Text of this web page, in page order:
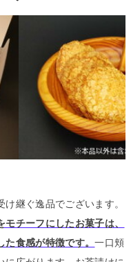
継ぐ逸品でございます。
チーフにしたお菓子は、
た食感が特徴です。一口頬